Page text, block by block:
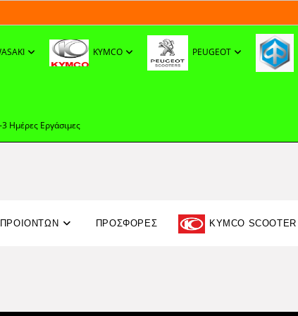
KYMCO PEUGEOT
Ημέρες Εργάσιμες
ΠΡΟΣΦΟΡΈΣ KYMCO SCOOTER